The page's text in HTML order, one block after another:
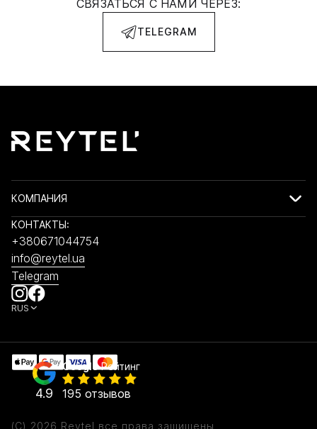
СВЯЗАТЬСЯ С НАМИ ЧЕРЕЗ:
TELEGRAM
КОМПАНИЯ
КОНТАКТЫ:
+380671044754
info@reytel.ua
Telegram
RUS
(C) 2026 Reytel все права защищены
4.9
GoogleРейтинг
195 отзывов